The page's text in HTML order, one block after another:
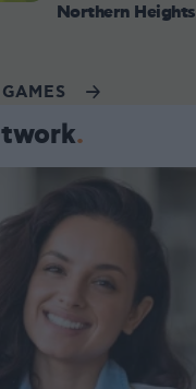
Northern Heights